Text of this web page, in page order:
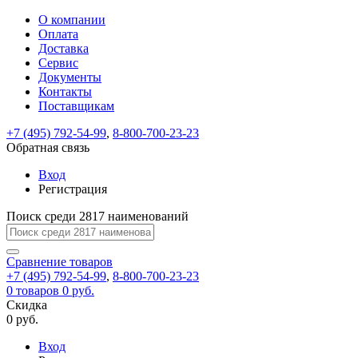
ВходРегистрация
Только
test@example.com
отправлена
по
ней
для
регистрации.
Ок
Только
Запомнить
меня
Забыли
Восстановление
пароля
Заполните
форму.
Мы
отправим
ссылку
на
указанный
электронный
адрес,
перейдя
по
которой
вы
новый
На
вашу
test@test.ru
отправлена
ссылка.
Перейдите
по
для
смены
пароля.
Введите
новый
пароль
Сменить
Пароль
успешно
Войти
Обратная
связь
Сообщение
пользовательского
соглашения
Ваше
сообщение
успешно
О компании
Оплата
Доставка
Сервис
Документы
Контакты
Поставщикам
+7 (495) 792-54-99, 8-800-700-23-23
Обратная связь
Вход
Регистрация
Поиск среди 2817 наименований
Сравнение товаров
+7 (495) 792-54-99, 8-800-700-23-23
0 товаров 0 руб.
Скидка
0 руб.
Вход